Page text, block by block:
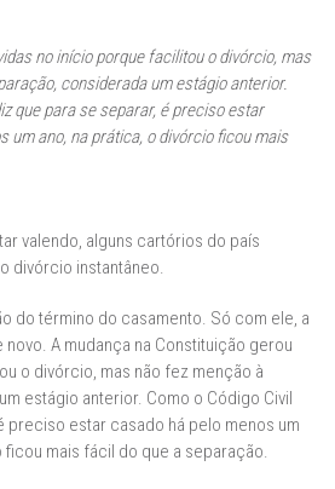
no início porque facilitou o divórcio, mas
considerada um estágio anterior.
que para se separar, é preciso estar
um ano, na prática, o divórcio ficou mais
valendo, alguns cartórios do país
divórcio instantâneo.
do término do casamento. Só com ele, a
A mudança na Constituição gerou
o divórcio, mas não fez menção à
estágio anterior. Como o Código Civil
preciso estar casado há pelo menos um
ficou mais fácil do que a separação.